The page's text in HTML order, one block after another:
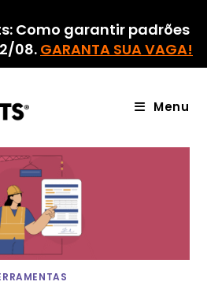
Como garantir padrões
08. GARANTA SUA VAGA!
Menu